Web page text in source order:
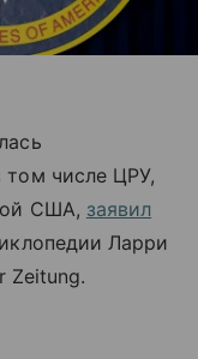
том числе ЦРУ,
США, заявил
Ларри
Zeitung.